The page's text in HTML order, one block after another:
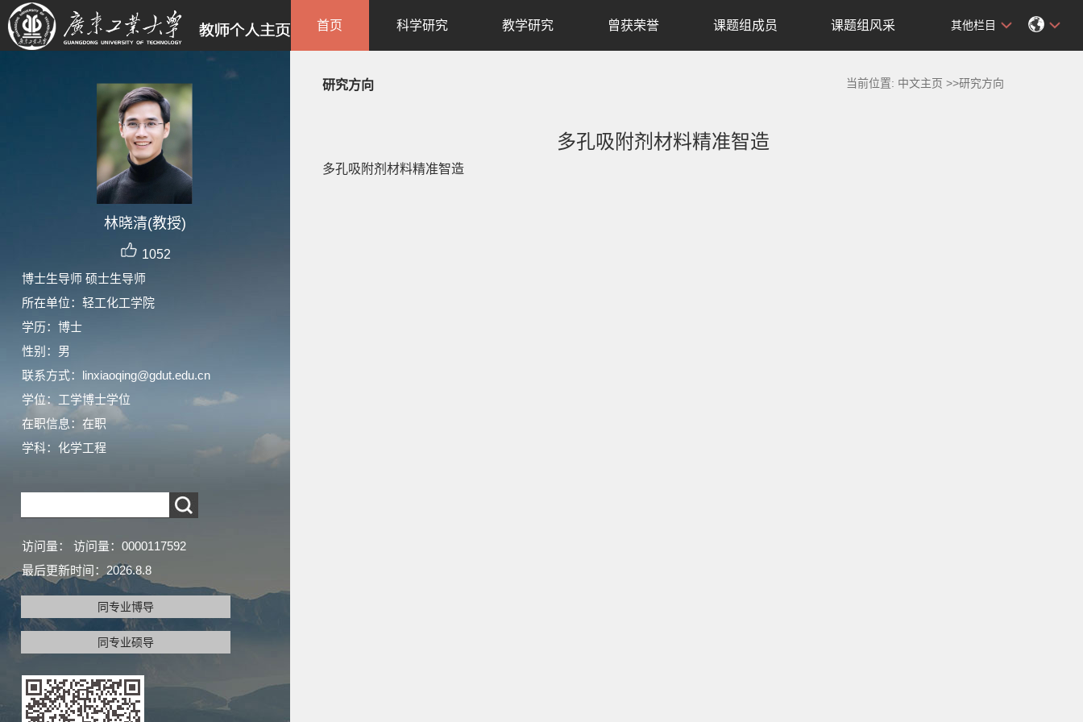
林晓清(教授)
1052
博士生导师 硕士生导师
所在单位：轻工化工学院
学历：博士
性别：男
联系方式：linxiaoqing@gdut.edu.cn
学位：工学博士学位
在职信息：在职
学科：化学工程
访问量： 访问量： 0000117592
最后更新时间： 2026.8.8
同专业博导
同专业硕导
首页 科学研究 教学研究 曾获荣誉 课题组成员 课题组风采 其他栏目
研究方向 当前位置: 中文主页 >>研究方向
多孔吸附剂材料精准智造
多孔吸附剂材料精准智造